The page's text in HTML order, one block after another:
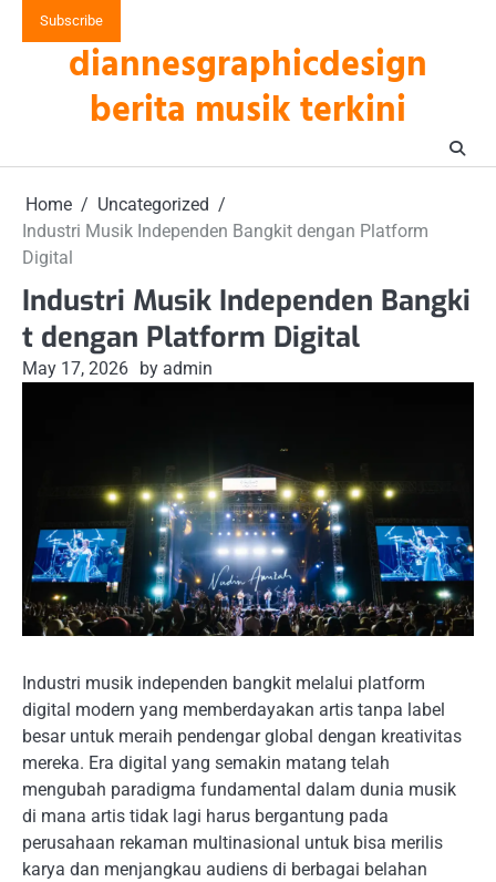
Subscribe
diannesgraphicdesign
berita musik terkini
Home
Uncategorized
Industri Musik Independen Bangkit dengan Platform
Digital
Industri Musik Independen Bangki
t dengan Platform Digital
May 17, 2026 by admin
Industri musik independen bangkit melalui platform
digital modern yang memberdayakan artis tanpa label
besar untuk meraih pendengar global dengan kreativitas
mereka. Era digital yang semakin matang telah
mengubah paradigma fundamental dalam dunia musik
di mana artis tidak lagi harus bergantung pada
perusahaan rekaman multinasional untuk bisa merilis
karya dan menjangkau audiens di berbagai belahan